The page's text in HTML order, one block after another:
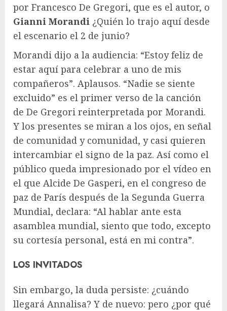
por Francesco De Gregori, que es el autor, o
Gianni Morandi ¿Quién lo trajo aquí desde
el escenario el 2 de junio?
Morandi dijo a la audiencia: “Estoy feliz de
estar aquí para celebrar a uno de mis
compañeros”. Aplausos. “Nadie se siente
excluido” es el primer verso de la canción
de De Gregori reinterpretada por Morandi.
Y los presentes se miran a los ojos, en señal
de comunidad y comunidad, y casi quieren
intercambiar el signo de la paz. Así como el
público queda impresionado por el vídeo en
el que Alcide De Gasperi, en el congreso de
paz de París después de la Segunda Guerra
Mundial, declara: “Al hablar ante esta
asamblea mundial, siento que todo, excepto
su cortesía personal, está en mi contra”.
LOS INVITADOS
Sin embargo, la duda persiste: ¿cuándo
llegará Annalisa? Y de nuevo: pero ¿por qué